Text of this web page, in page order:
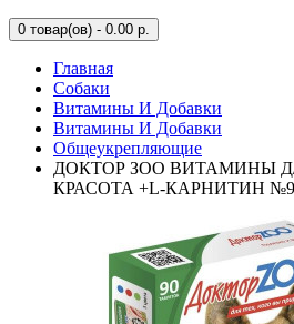
0 товар(ов) - 0.00 р.
Главная
Собаки
Витамины И Добавки
Витамины И Добавки
Общеукрепляющие
ДОКТОР ЗОО ВИТАМИНЫ
КРАСОТА +L-КАРНИТИН